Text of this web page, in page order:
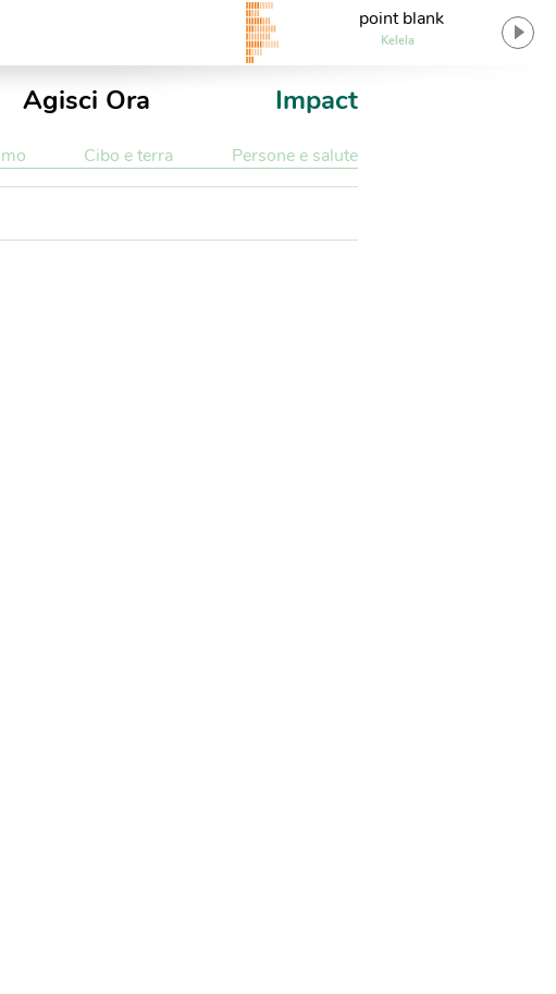
point blank
Kelela
Agisci Ora Impact
Cibo e terra Persone e salute